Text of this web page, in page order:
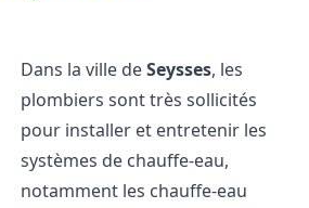
Dans la ville deSeysses, les
plombiers sont très sollicités
pour installer et entretenir les
systèmes de chauffe-eau,
notamment les chauffe-eau